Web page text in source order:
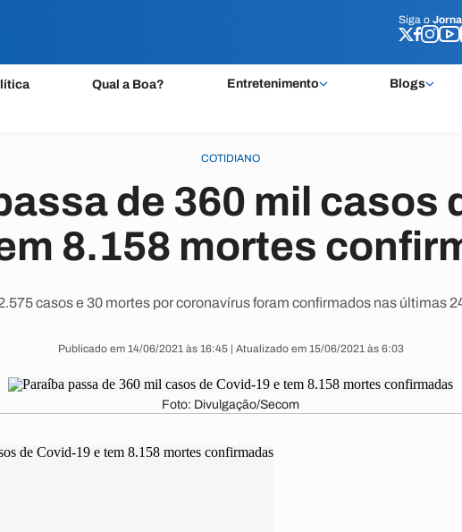
Siga o
Qual a Boa? Entretenimento Blogs
Siga o
COTIDIANO
de 360 mil casos
8.158 mortes
casos e 30 mortes por coronavírus foram confirmados nas últimas
Publicado em 14/06/2021 às 16:45 | Atualizado em 15/06/2021 às 6:03
Foto: Divulgação/Secom